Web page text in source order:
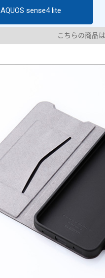
AQUOS sense4 lite
こちらの商品